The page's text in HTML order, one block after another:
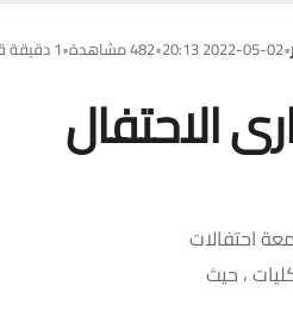
•
2022-05-02 20:13
•482 مشاهدة •1 دقيقة قراءة
الاحتفال
احتفالات
، حيث